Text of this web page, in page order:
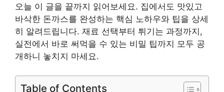
오늘 이 글을 끝까지 읽어보세요. 집에서도 맛있고
바삭한 돈까스를 완성하는 핵심 노하우와 팁을 상세
히 알려드립니다. 재료 선택부터 튀기는 과정까지,
실전에서 바로 써먹을 수 있는 비밀 팁까지 모두 공
개하니 놓치지 마세요.
Table of Contents